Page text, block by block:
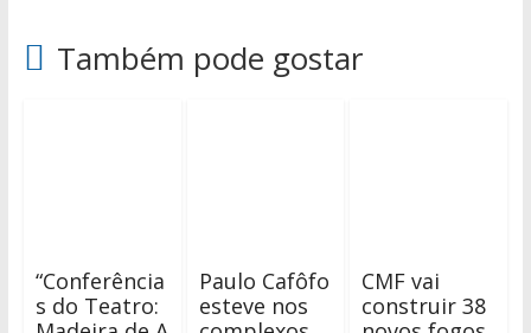
Também pode gostar
“Conferência
s do Teatro:
Paulo Cafôfo
esteve nos
CMF vai
construir 38